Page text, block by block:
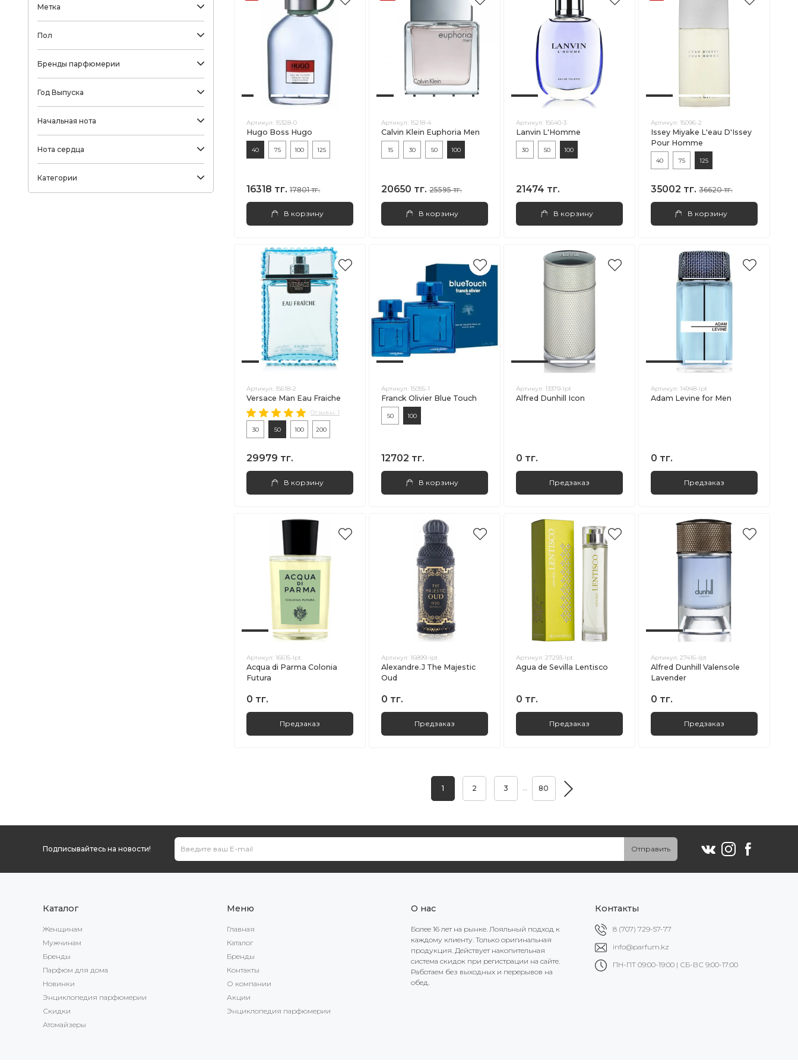
Артикул: 15328-0
Hugo Boss Hugo
40 75 100 125
16318 тг. 17801 тг.
В корзину
Артикул: 15218-4
Calvin Klein Euphoria Men
15 30 50 100
20650 тг. 25595 тг.
В корзину
Артикул: 15640-3
Lanvin L'Homme
30 50 100
21474 тг.
В корзину
Артикул: 15096-2
Issey Miyake L'eau D'Issey
Pour Homme
40 75 125
35002 тг. 36620 тг.
В корзину
Артикул: 15618-2
Versace Man Eau Fraiche
Отзывы: 1
30 50 100 200
29979 тг.
В корзину
Артикул: 15055-1
Franck Olivier Blue Touch
50 100
12702 тг.
В корзину
Артикул: 13379-lpt
Alfred Dunhill Icon
0 тг.
Предзаказ
Артикул: 14948-lpt
Adam Levine for Men
0 тг.
Предзаказ
Артикул: 16615-lpt
Acqua di Parma Colonia
Futura
0 тг.
Предзаказ
Артикул: 16899-lpt
Alexandre.J The Majestic
Oud
0 тг.
Предзаказ
Артикул:27293-lpt
Agua de Sevilla Lentisco
0 тг.
Предзаказ
Артикул:27416-lpt
Alfred Dunhill Valensole
Lavender
0 тг.
Предзаказ
1 2 3 … 80
Метка
Пол
Бренды парфюмерии
Год Выпуска
Начальная нота
Нота сердца
Категории
Подписывайтесь на новости! Отправить
Каталог
Женщинам
Мужчинам
Бренды
Парфюм для дома
Новинки
Энциклопедия парфюмерии
Скидки
Атомайзеры
Меню
Главная
Каталог
Бренды
Контакты
О компании
Акции
Энциклопедия парфюмерии
О нас
Более 16 лет на рынке. Лояльный подход к
каждому клиенту. Только оригинальная
продукция. Действует накопительная
система скидок при регистрации на сайте.
Работаем без выходных и перерывов на
обед.
Контакты
8 (707) 729-57-77
info@parfum.kz
ПН-ПТ 09:00-19:00 | СБ-ВС 9:00-17:00